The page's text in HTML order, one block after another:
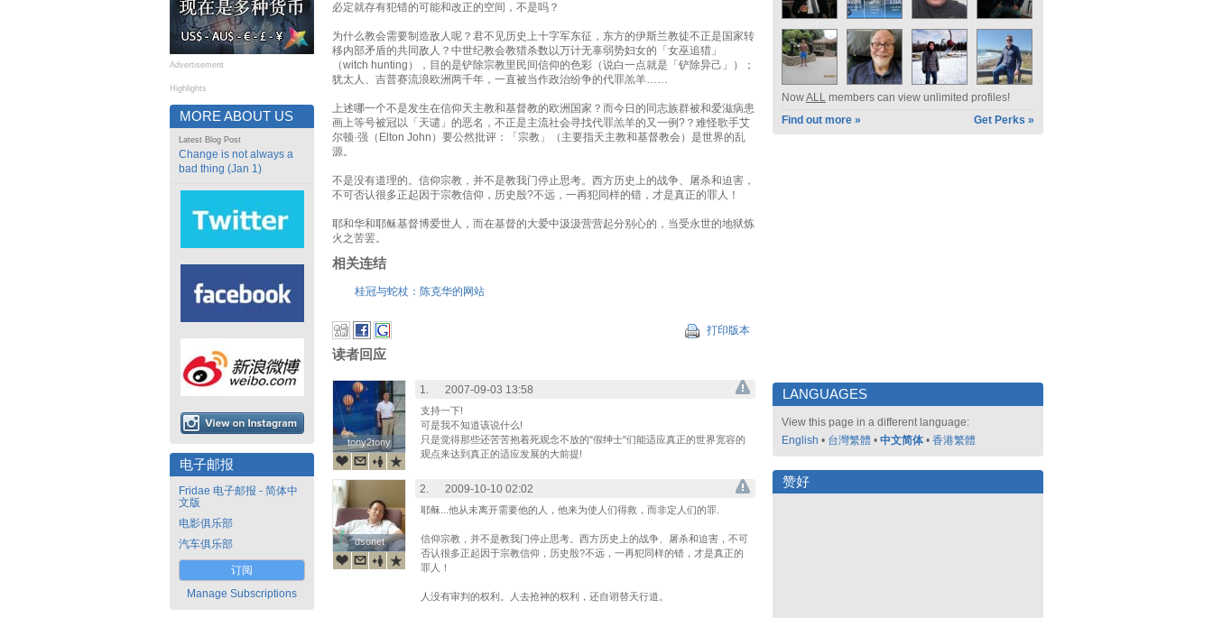
Advertisement
Highlights
MORE ABOUT US
Latest Blog Post
Change is not always a
bad thing (Jan 1)
电子邮报
Fridae 电子邮报 - 简体中
文版
电影俱乐部
汽车俱乐部
订阅
Manage Subscriptions
必定就存有犯错的可能和改正的空间，不是吗？
为什么教会需要制造敌人呢？君不见历史上十字军东征，东方的伊斯兰教徒不正是国家转
移内部矛盾的共同敌人？中世纪教会教猎杀数以万计无辜弱势妇女的「女巫追猎」
（witch hunting），目的是铲除宗教里民间信仰的色彩（说白一点就是「铲除异己」）；
犹太人、吉普赛流浪欧洲两千年，一直被当作政治纷争的代罪羔羊……
上述哪一个不是发生在信仰天主教和基督教的欧洲国家？而今日的同志族群被和爱滋病患
画上等号被冠以「天谴」的恶名，不正是主流社会寻找代罪羔羊的又一例?？难怪歌手艾
尔顿·强（Elton John）要公然批评：「宗教」（主要指天主教和基督教会）是世界的乱
源。
不是没有道理的。信仰宗教，并不是教我门停止思考。西方历史上的战争、屠杀和迫害，
不可否认很多正起因于宗教信仰，历史殷?不远，一再犯同样的错，才是真正的罪人！
耶和华和耶稣基督博爱世人，而在基督的大爱中汲汲营营起分别心的，当受永世的地狱炼
火之苦罢。
相关连结
桂冠与蛇杖：陈克华的网站
打印版本
读者回应
tony2tony
tony2tony
1. 2007-09-03 13:58
支持一下!
可是我不知道该说什么!
只是觉得那些还苦苦抱着死观念不放的"假绅士"们能适应真正的世界宽容的
观点来达到真正的适应发展的大前提!
dsonet
dsonet
2. 2009-10-10 02:02
耶稣...他从未离开需要他的人，他来为使人们得救，而非定人们的罪.
信仰宗教，并不是教我门停止思考。西方历史上的战争、屠杀和迫害，不可
否认很多正起因于宗教信仰，历史殷?不远，一再犯同样的错，才是真正的
罪人！
人没有审判的权利。人去抢神的权利，还自诩替天行道。
NowALL members can view unlimited profiles!
Find out more »
Get Perks »
LANGUAGES
View this page in a different language:
English • 台灣繁體 • 中文简体 • 香港繁體
赞好